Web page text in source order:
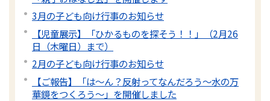
3月の子ども向け行事のお知らせ
【児童展示】「ひかるものを探そう！！」（2月26
日（木曜日）まで）
2月の子ども向け行事のお知らせ
【ご報告】「は～ん？反射ってなんだろう～水の万
華鏡をつくろう～」を開催しました